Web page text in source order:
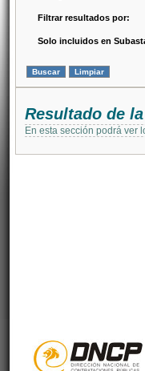
Filtrar resultados por:
Solo incluidos en
Resultado de
En esta sección podrá ver